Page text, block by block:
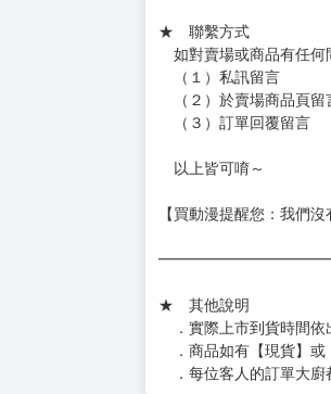
★ 賣場出貨方式
［１～２本書］三層氣
［３～７本書］三層氣
［８本以上］ 三層氣
（另有加固紙箱賣場，
https://
（１）私訊留言
（２）於賣場商品頁留
（３）訂單回覆留言